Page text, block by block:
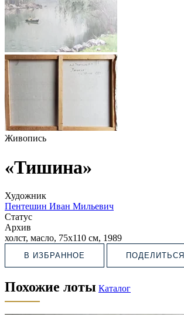
Живопись
«Тишина»
Художник
Пентешин Иван Мильевич
Статус
Архив
холст, масло, 75х110 см, 1989
В ИЗБРАННОЕ ПОДЕЛИТЬСЯ
Похожие лоты Каталог